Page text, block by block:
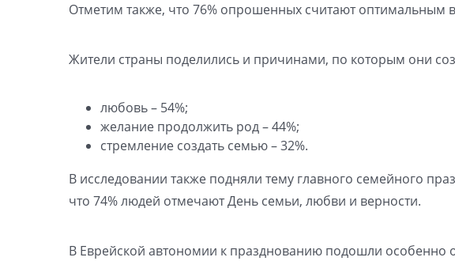
Отметим также, что 76% опрошенных считают оптимальным
Жители страны поделились и причинами, по которым они
любовь – 54%;
желание продолжить род – 44%;
стремление создать семью – 32%.
В исследовании также подняли тему главного семейного
что 74% людей отмечают День семьи, любви и верности.
В Еврейской автономии к празднованию подошли особенно